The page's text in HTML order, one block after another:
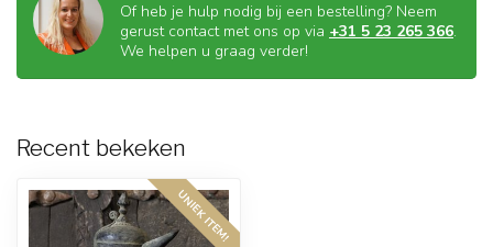
Of heb je hulp nodig bij een bestelling? Neem
gerust contact met ons op via +31 5 23 265 366.
We helpen u graag verder!
Recent bekeken
UNIEK ITEM!